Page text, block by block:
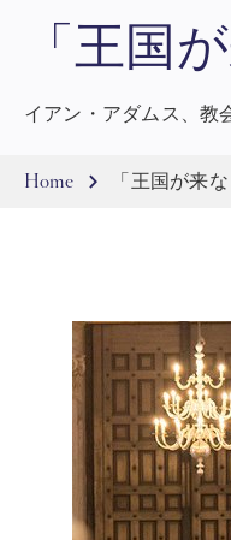
「王国
イアン・アダムス、教
Home 「王国が来